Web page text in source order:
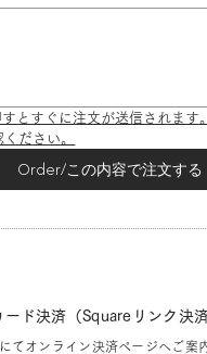
とすぐに注文が送信されます
ださい。
Order/この内容で注文する
ド決済（Squareリンク決済
てオンライン決済ページへご案